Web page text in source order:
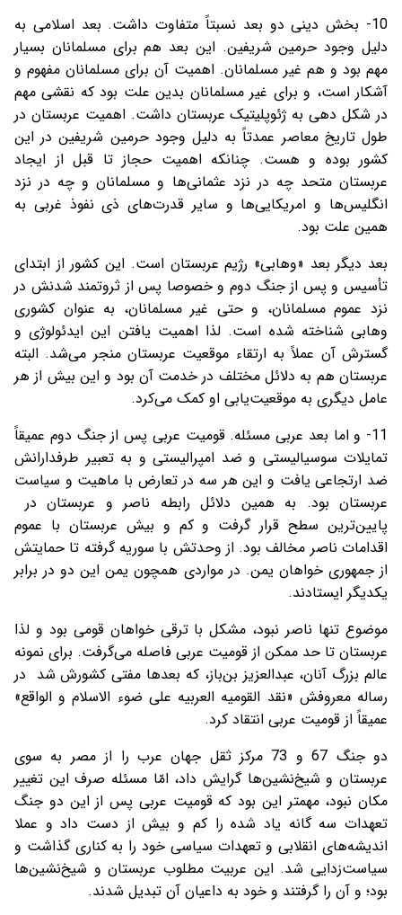
10- بخش دینی دو بعد نسبتاً متفاوت داشت. بعد اسلامی به
دلیل وجود حرمین شریفین. این بعد هم برای مسلمانان بسیار
مهم بود و هم غیر مسلمانان. اهمیت آن برای مسلمانان مفهوم و
آشکار است، و برای غیر مسلمانان بدین علت بود که نقشی مهم
در شکل دهی به ژئوپلیتیک عربستان داشت. اهمیت عربستان در
طول تاریخ معاصر عمدتاً به دلیل وجود حرمین شریفین در این
کشور بوده و هست. چنانکه اهمیت حجاز تا قبل از ایجاد
عربستان متحد چه در نزد عثمانی‌ها و مسلمانان و چه در نزد
انگلیس‌ها و امریکایی‌ها و سایر قدرت‌های ذی نفوذ غربی به
همین علت بود.
بعد دیگر بعد «وهابی» رژیم عربستان است. این کشور از ابتدای
تأسیس و پس از جنگ دوم و خصوصا پس از ثروتمند شدنش در
نزد عموم مسلمانان، و حتی غیر مسلمانان، به عنوان کشوری
وهابی شناخته شده است. لذا اهمیت یافتن این ایدئولوژی و
گسترش آن عملاً به ارتقاء موقعیت عربستان منجر می‌شد. البته
عربستان هم به دلائل مختلف در خدمت آن بود و این بیش از هر
عامل دیگری به موقعیت‌یابی او کمک می‌کرد.
11- و اما بعد عربی مسئله. قومیت عربی پس از جنگ دوم عمیقاً
تمایلات سوسیالیستی و ضد امپرالیستی و به تعبیر طرفدارانش
ضد ارتجاعی یافت و این هر سه در تعارض با ماهیت و سیاست
عربستان بود. به همین دلائل رابطه ناصر و عربستان در
پایین‌ترین سطح قرار گرفت و کم و بیش عربستان با عموم
اقدامات ناصر مخالف بود. از وحدتش با سوریه گرفته تا حمایتش
از جمهوری خواهان یمن. در مواردی همچون یمن این دو در برابر
یکدیگر ایستادند.
موضوع تنها ناصر نبود، مشکل با ترقی خواهان قومی بود و لذا
عربستان تا حد ممکن از قومیت عربی فاصله می‌گرفت. برای نمونه
عالم بزرگ آنان، عبدالعزیز بن‌باز، که بعدها مفتی کشورش شد در
رساله معروفش «نقد القومیه العربیه علی ضوء الاسلام و الواقع»
عمیقاً از قومیت عربی انتقاد کرد.
دو جنگ 67 و 73 مرکز ثقل جهان عرب را از مصر به سوی
عربستان و شیخ‌نشین‌ها گرایش داد، امّا مسئله صرف این تغییر
مکان نبود، مهمتر این بود که قومیت عربی پس از این دو جنگ
تعهدات سه گانه یاد شده را کم و بیش از دست داد و عملا
اندیشه‌های انقلابی و تعهدات سیاسی خود را به کناری گذاشت و
سیاست‌زدایی شد. این عربیت مطلوب عربستان و شیخ‌نشین‌ها
بود؛ و آن را گرفتند و خود به داعیان آن تبدیل شدند.